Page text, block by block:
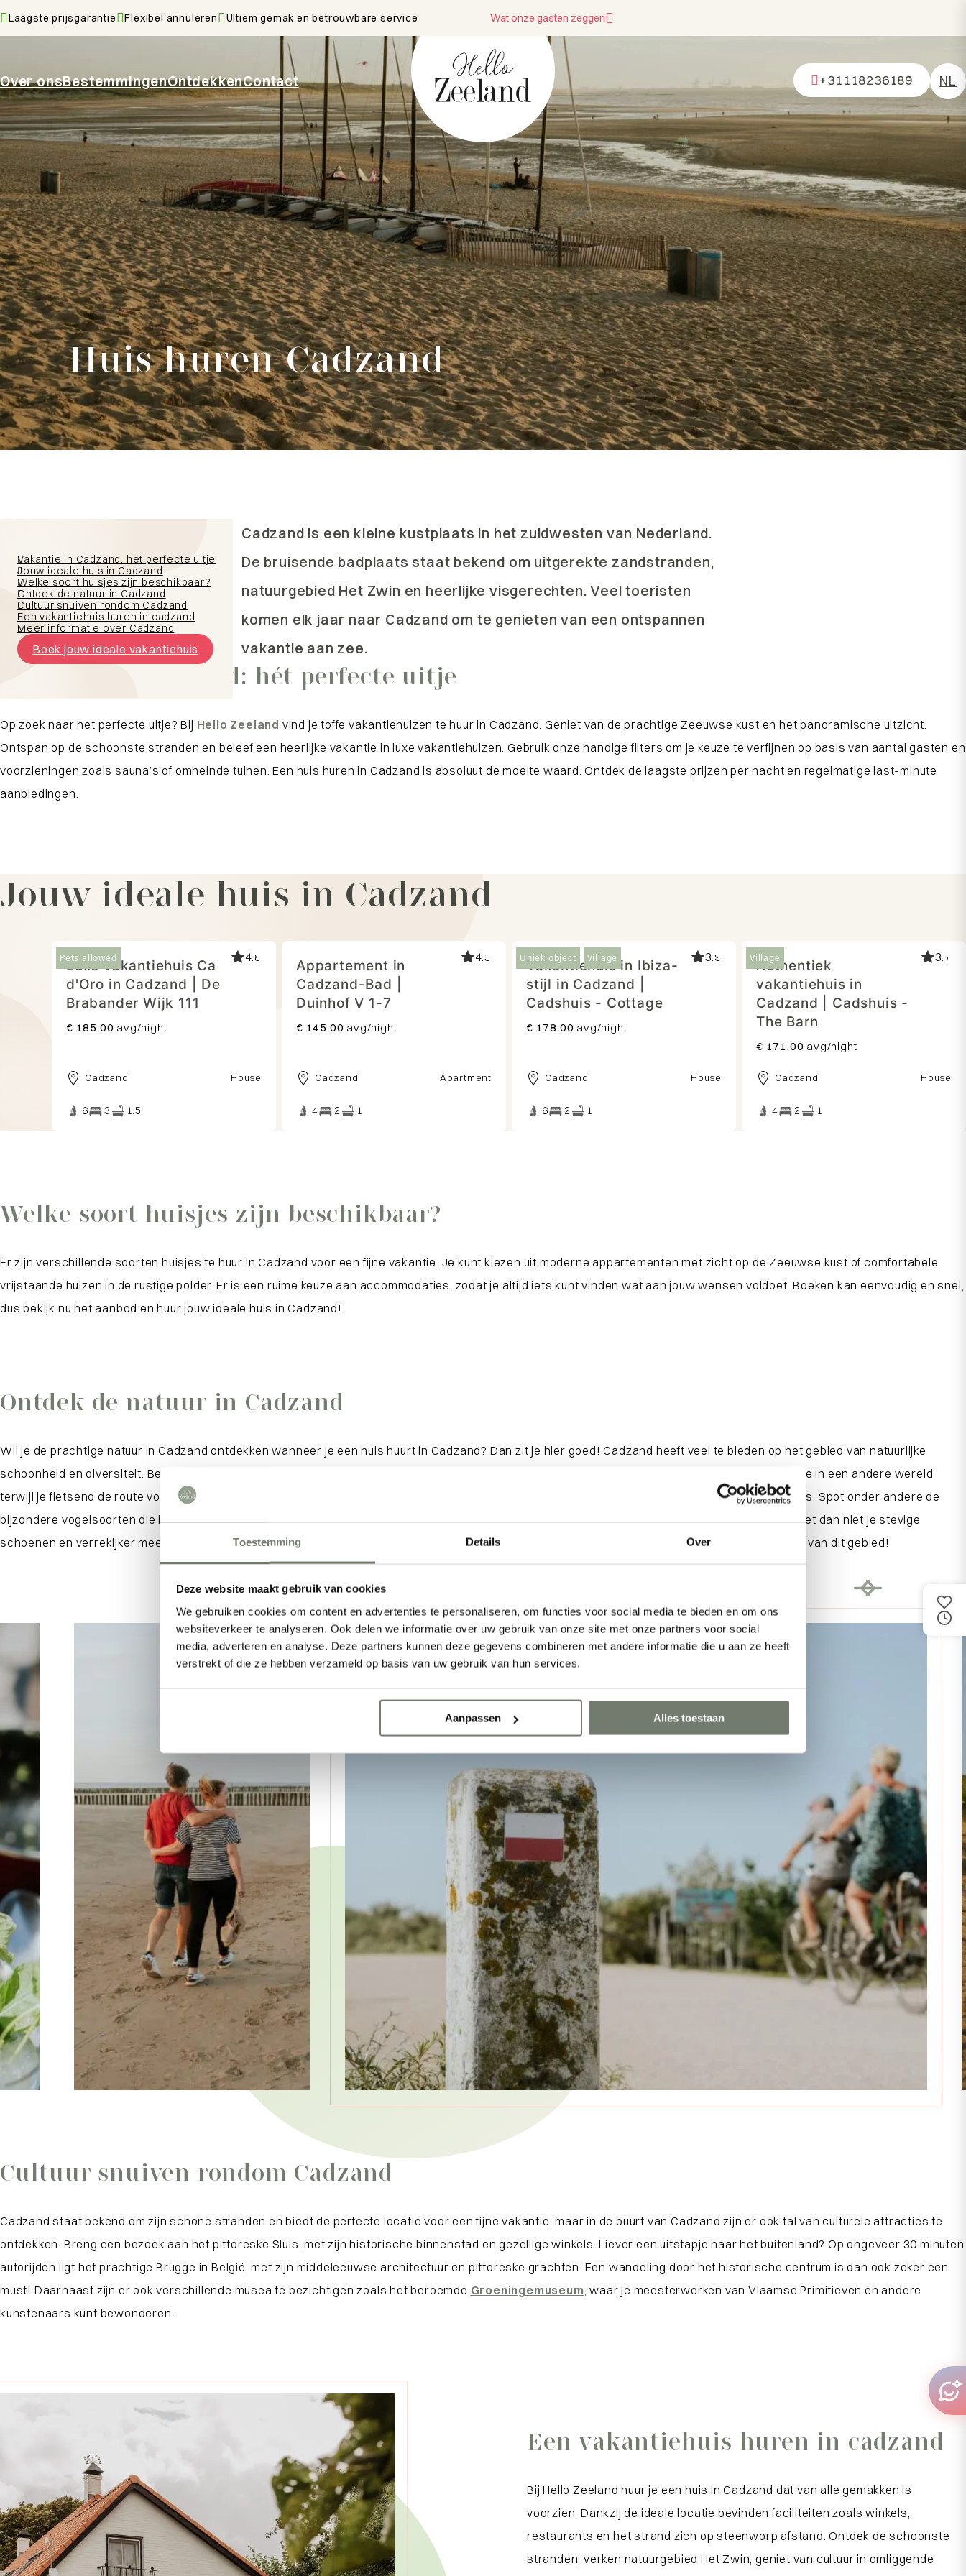
Toestemming Details Over
Deze website maakt gebruik van cookies
We gebruiken cookies om content en advertenties te personaliseren, om functies voor social media te bieden en om ons
websiteverkeer te analyseren. Ook delen we informatie over uw gebruik van onze site met onze partners voor social
media, adverteren en analyse. Deze partners kunnen deze gegevens combineren met andere informatie die u aan ze heeft
verstrekt of die ze hebben verzameld op basis van uw gebruik van hun services.
Aanpassen Alles toestaan
Laagste prijsgarantie Flexibel annuleren Ultiem gemak en betrouwbare service Wat onze gasten zeggen
Over onsBestemmingenOntdekkenContact +31118236189
NL
DE
EN
Waar ben je naar op zoek?
Huis huren Cadzand
Vakantie in Cadzand: hét perfecte uitje
Jouw ideale huis in Cadzand
Welke soort huisjes zijn beschikbaar?
Ontdek de natuur in Cadzand
Cultuur snuiven rondom Cadzand
Een vakantiehuis huren in cadzand
Meer informatie over Cadzand
Boek jouw ideale vakantiehuis
Cadzand is een kleine kustplaats in het zuidwesten van Nederland.
De bruisende badplaats staat bekend om uitgerekte zandstranden,
natuurgebied Het Zwin en heerlijke visgerechten. Veel toeristen
komen elk jaar naar Cadzand om te genieten van een ontspannen
vakantie aan zee.
Vakantie in Cadzand: hét perfecte uitje
Op zoek naar het perfecte uitje? Bij Hello Zeeland vind je toffe vakantiehuizen te huur in Cadzand. Geniet van de prachtige Zeeuwse kust en het panoramische uitzicht.
Ontspan op de schoonste stranden en beleef een heerlijke vakantie in luxe vakantiehuizen. Gebruik onze handige filters om je keuze te verfijnen op basis van aantal gasten en
voorzieningen zoals sauna’s of omheinde tuinen. Een huis huren in Cadzand is absoluut de moeite waard. Ontdek de laagste prijzen per nacht en regelmatige last-minute
aanbiedingen.
Jouw ideale huis in Cadzand
Pets allowed
Luxe vakantiehuis Ca
d'Oro in Cadzand | De
Brabander Wijk 111
4.8
€ 185,00 avg/night
Cadzand House
6 3 1.5
Appartement in
Cadzand-Bad |
Duinhof V 1-7
4.3
€ 145,00 avg/night
Cadzand Apartment
4 2 1
Uniek object Village
Vakantiehuis in Ibiza-
stijl in Cadzand |
Cadshuis - Cottage
3.9
€ 178,00 avg/night
Cadzand House
6 2 1
Village
Authentiek
vakantiehuis in
Cadzand | Cadshuis -
The Barn
3.7
€ 171,00 avg/night
Cadzand House
4 2 1
Welke soort huisjes zijn beschikbaar?
Er zijn verschillende soorten huisjes te huur in Cadzand voor een fijne vakantie. Je kunt kiezen uit moderne appartementen met zicht op de Zeeuwse kust of comfortabele
vrijstaande huizen in de rustige polder. Er is een ruime keuze aan accommodaties, zodat je altijd iets kunt vinden wat aan jouw wensen voldoet. Boeken kan eenvoudig en snel,
dus bekijk nu het aanbod en huur jouw ideale huis in Cadzand!
Ontdek de natuur in Cadzand
Wil je de prachtige natuur in Cadzand ontdekken wanneer je een huis huurt in Cadzand? Dan zit je hier goed! Cadzand heeft veel te bieden op het gebied van natuurlijke
schoonheid en diversiteit. Bezoek het indrukwekkende Zwin Natuur Park met zijn weelderige plantengroei en overvloedige vogelpopulatie. Waan je in een andere wereld
terwijl je fietsend de route volgt naar de mondaine badplaats Knokke. Onderweg geniet je van de variatie aan planten en vogels die dit gebied rijk is. Spot onder andere de
bijzondere vogelsoorten die hier hun thuis hebben gevonden. Het is ook mogelijk om dewandelroute ‘Wandelen langs ’t Zwin’te volgen. Vergeet dan niet je stevige
schoenen en verrekijker mee te nemen om niets van al dit moois te missen. Huur vandaag nog een huis in Cadzand en ontdek de prachtige natuur van dit gebied!
Cultuur snuiven rondom Cadzand
Cadzand staat bekend om zijn schone stranden en biedt de perfecte locatie voor een fijne vakantie, maar in de buurt van Cadzand zijn er ook tal van culturele attracties te
ontdekken. Breng een bezoek aan het pittoreske Sluis, met zijn historische binnenstad en gezellige winkels. Liever een uitstapje naar het buitenland? Op ongeveer 30 minuten
autorijden ligt het prachtige Brugge in België, met zijn middeleeuwse architectuur en pittoreske grachten. Een wandeling door het historische centrum is dan ook zeker een
must! Daarnaast zijn er ook verschillende musea te bezichtigen zoals het beroemde Groeningemuseum , waar je meesterwerken van Vlaamse Primitieven en andere
kunstenaars kunt bewonderen.
Een vakantiehuis huren in cadzand
Bij Hello Zeeland huur je een huis in Cadzand dat van alle gemakken is
voorzien. Dankzij de ideale locatie bevinden faciliteiten zoals winkels,
restaurants en het strand zich op steenworp afstand. Ontdek de schoonste
stranden, verken natuurgebied Het Zwin, geniet van cultuur in omliggende